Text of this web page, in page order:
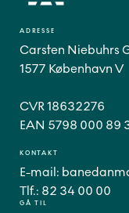
GÅ TIL
ADRESSE
Carsten Niebuhrs
1577 København V
CVR 18632276
EAN 5798 000 89
KONTAKT
E-mail:
Tlf.: 82 34 00 00